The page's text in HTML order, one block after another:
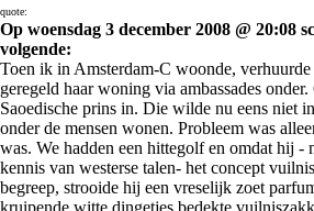
quote:
Op woensdag 3 december 2008 @ 20:08
volgende:
Toen ik in Amsterdam-C woonde,
geregeld haar woning via ambassades onder.
Saoedische prins in. Die wilde nu eens niet
onder de mensen wonen. Probleem was
was. We hadden een hittegolf en omdat hij -
kennis van westerse talen- het concept
begreep, strooide hij een vreselijk zoet
kruipende witte dingetjes bedekte